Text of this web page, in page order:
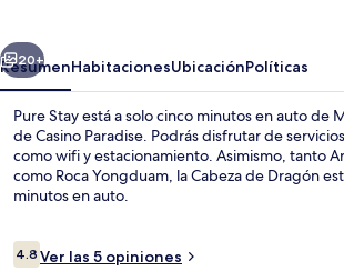
Siguiente
20+
ResumenHabitacionesUbicaciónPolíticas
Pure Stay está a solo cinco minutos en auto de
de Casino Paradise. Podrás disfrutar de
como wifi y estacionamiento. Asimismo, tanto
como Roca Yongduam, la Cabeza de Dragón
minutos en auto.
Opiniones
4.84.8 de 10,
Ver las 5 opiniones